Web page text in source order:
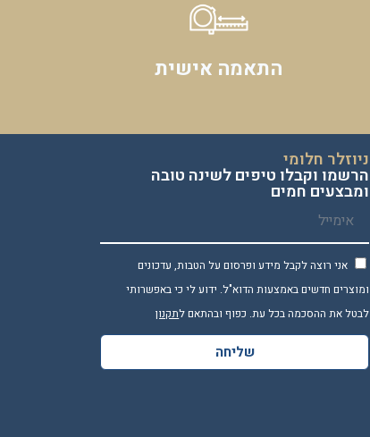
התאמה אישית
ניוזלר חלומי
הרשמו וקבלו טיפים לשינה טובה
ומבצעים חמים
אני רוצה לקבל מידע ופרסום על הטבות, עדכונים
ומוצרים חדשים באמצעות הדוא"ל. ידוע לי כי באפשרותי
לבטל את ההסכמה בכל עת. כפוף ובהתאם לתקנון
שליחה